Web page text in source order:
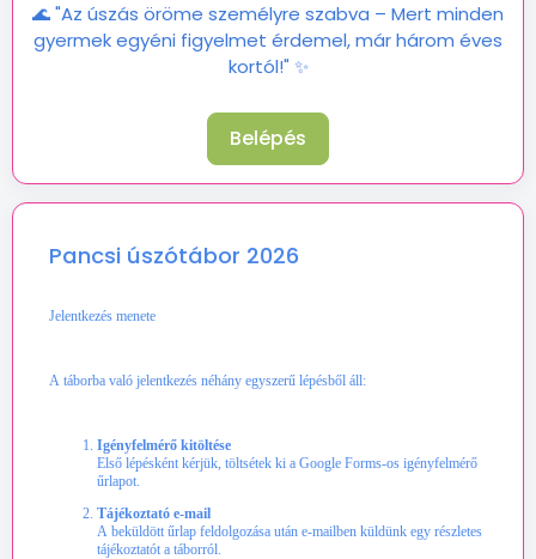
🌊 "Az úszás öröme személyre szabva – Mert minden
gyermek egyéni figyelmet érdemel, már három éves
kortól!" ✨
Belépés
Pancsi úszótábor 2026
Jelentkezés menete
A táborba való jelentkezés néhány egyszerű lépésből áll:
Igényfelmérő kitöltése
Első lépésként kérjük, töltsétek ki a Google Forms-os igényfelmérő
űrlapot.
Tájékoztató e-mail
A beküldött űrlap feldolgozása után e-mailben küldünk egy részletes
tájékoztatót a táborról.